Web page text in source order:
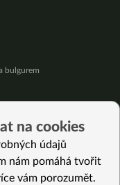
bulgurem
na cookies
údajů
nám pomáhá tvořit
vám porozumět.